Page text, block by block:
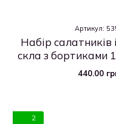
Артикул:
Набір салатників
скла з бортиками
"Чефс" 205 мм
440.00
2